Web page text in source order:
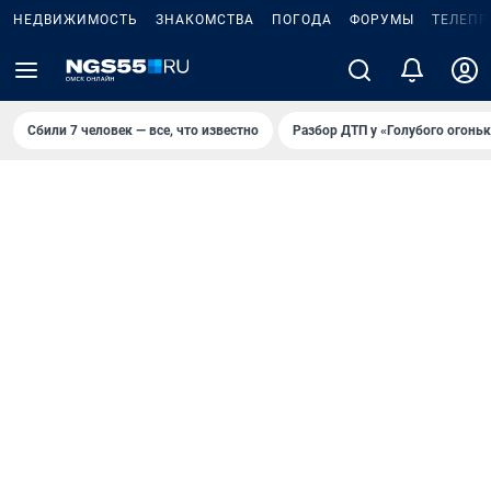
НЕДВИЖИМОСТЬ ЗНАКОМСТВА ПОГОДА ФОРУМЫ
Сбили 7 человек — все, что известно Разбор ДТП у «Голубого